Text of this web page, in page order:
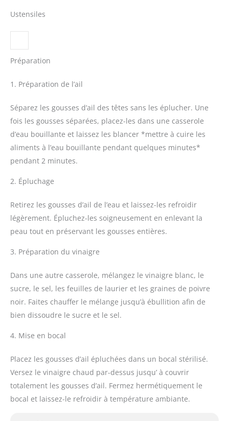
Ustensiles
Préparation
1. Préparation de l’ail
Séparez les gousses d’ail des têtes sans les éplucher. Une
fois les gousses séparées, placez-les dans une casserole
d’eau bouillante et laissez les blancer *mettre à cuire les
aliments à l’eau bouillante pendant quelques minutes*
pendant 2 minutes.
2. Épluchage
Retirez les gousses d’ail de l’eau et laissez-les refroidir
légèrement. Épluchez-les soigneusement en enlevant la
peau tout en préservant les gousses entières.
3. Préparation du vinaigre
Dans une autre casserole, mélangez le vinaigre blanc, le
sucre, le sel, les feuilles de laurier et les graines de poivre
noir. Faites chauffer le mélange jusqu’à ébullition afin de
bien dissoudre le sucre et le sel.
4. Mise en bocal
Placez les gousses d’ail épluchées dans un bocal stérilisé.
Versez le vinaigre chaud par-dessus jusqu’ à couvrir
totalement les gousses d’ail. Fermez hermétiquement le
bocal et laissez-le refroidir à température ambiante.